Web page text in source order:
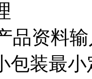
品资料
包装最